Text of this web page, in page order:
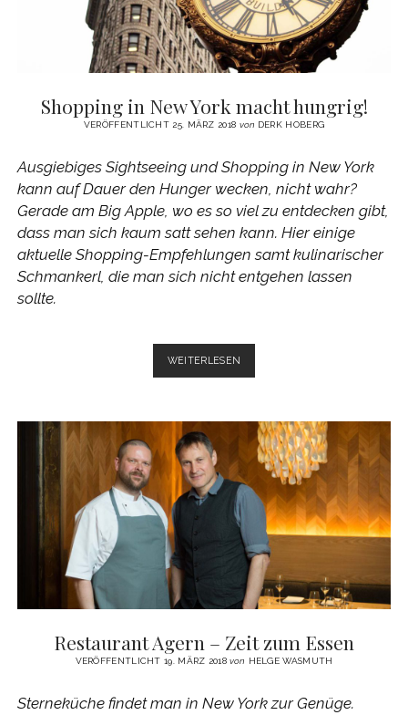
Shopping in New York macht hungrig!
VERÖFFENTLICHT 25. MÄRZ 2018 von DERK HOBERG
Ausgiebiges Sightseeing und Shopping in New York
kann auf Dauer den Hunger wecken, nicht wahr?
Gerade am Big Apple, wo es so viel zu entdecken gibt,
dass man sich kaum satt sehen kann. Hier einige
aktuelle Shopping-Empfehlungen samt kulinarischer
Schmankerl, die man sich nicht entgehen lassen
sollte.
WEITERLESEN
IN
MACHT
HUNGRIG!
Restaurant Agern – Zeit zum Essen
VERÖFFENTLICHT 19. MÄRZ 2018von HELGE WASMUTH
Sterneküche findet man in New York zur Genüge.